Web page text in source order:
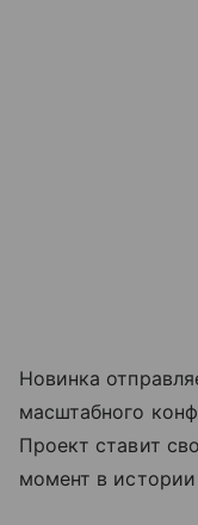
Новинка
масштабного
Проект ставит
момент в